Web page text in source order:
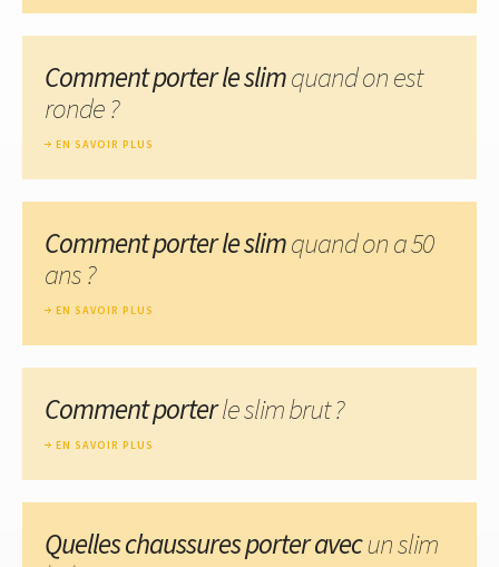
Comment porter le slimquand on est
ronde ?
EN SAVOIR PLUS
Comment porter le slimquand on a 50
ans ?
EN SAVOIR PLUS
Comment porterle slim brut ?
EN SAVOIR PLUS
Quelles chaussures porter avecun slim